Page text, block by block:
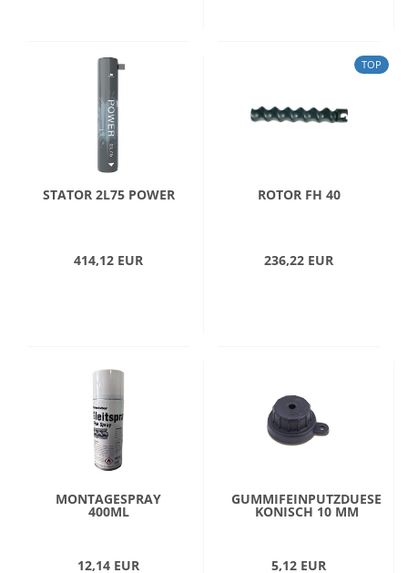
STATOR 2L75 POWER
414,12 EUR
TOP
ROTOR FH 40
236,22 EUR
MONTAGESPRAY
400ML
12,14 EUR
GUMMIFEINPUTZDUESE
KONISCH 10 MM
5,12 EUR